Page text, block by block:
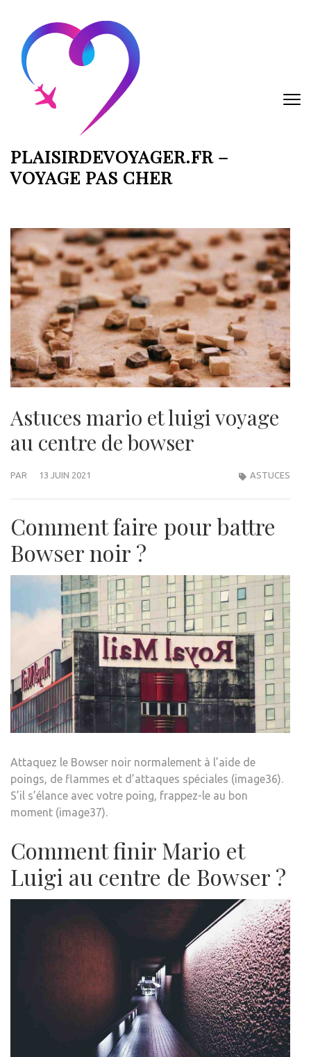
contenu
(Pressez
Entrée)
PLAISIRDEVOYAGER.FR –
VOYAGE PAS CHER
Astuces mario et luigi voyage
au centre de bowser
PAR 13 JUIN 2021 ASTUCES
Comment faire pour battre
Bowser noir ?
Attaquez le Bowser noir normalement à l’aide de
poings, de flammes et d’attaques spéciales (image36).
S’il s’élance avec votre poing, frappez-le au bon
moment (image37).
Comment finir Mario et
Luigi au centre de Bowser ?